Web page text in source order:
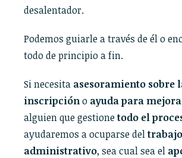
desalentador.
Podemos guiarle a través de él o
todo de principio a fin.
Si necesita asesoramiento sobre
inscripcióno ayuda para
alguien que gestionetodo el
ayudaremos a ocuparse deltrabajo
administrativo, sea cual sea el